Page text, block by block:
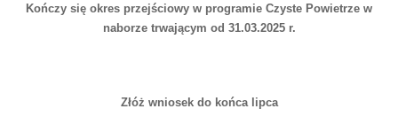
Kończy się okres przejściowy w programie Czyste Powietrze w
naborze trwającym od 31.03.2025 r.
Złóż wniosek do końca lipca